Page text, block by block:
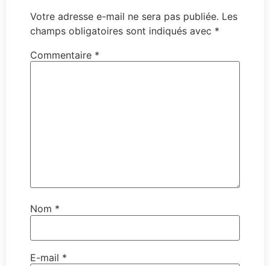
Votre adresse e-mail ne sera pas publiée. Les
champs obligatoires sont indiqués avec *
Commentaire *
Nom *
E-mail *